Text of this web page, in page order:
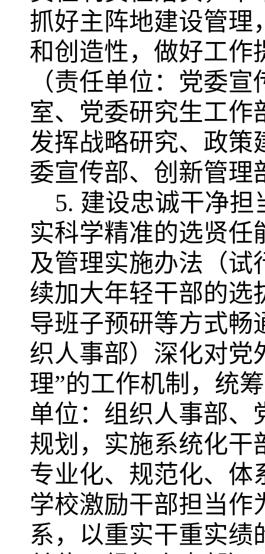
抓好主阵地建设管理
和创造性，做好工作
（责任单位： 党委宣
室、党委研究生工作
发挥战略研究、政策
委宣传部、创新管理
5. 建设忠诚干净担
实科学精准的选贤任
及管理实施办法（试
续加大年轻干部的选
导班子预研等方式畅
织人事部） 深化对党
理”的工作机制， 统
单位：组织人事部、
规划，实施系统化干
专业化、规范化、体
学校激励干部担当作
系，以重实干重实绩